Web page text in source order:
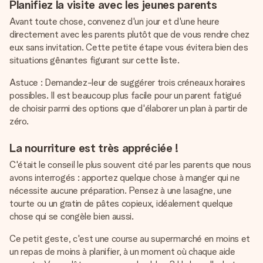
Planifiez la visite avec les jeunes parents
Avant toute chose, convenez d'un jour et d'une heure
directement avec les parents plutôt que de vous rendre chez
eux sans invitation. Cette petite étape vous évitera bien des
situations gênantes figurant sur cette liste.
Astuce : Demandez-leur de suggérer trois créneaux horaires
possibles. Il est beaucoup plus facile pour un parent fatigué
de choisir parmi des options que d'élaborer un plan à partir de
zéro.
La nourriture est très appréciée !
C'était le conseil le plus souvent cité par les parents que nous
avons interrogés : apportez quelque chose à manger qui ne
nécessite aucune préparation. Pensez à une lasagne, une
tourte ou un gratin de pâtes copieux, idéalement quelque
chose qui se congèle bien aussi.
Ce petit geste, c'est une course au supermarché en moins et
un repas de moins à planifier, à un moment où chaque aide